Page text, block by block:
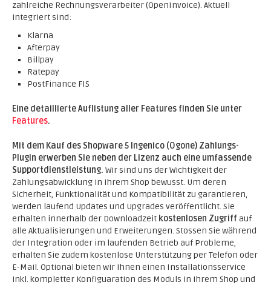
zahlreiche Rechnungsverarbeiter (OpenInvoice). Aktuell
integriert sind:
Klarna
Afterpay
Billpay
Ratepay
PostFinance FIS
Eine detaillierte Auflistung aller Features finden Sie unter
Features.
Mit dem Kauf des Shopware 5 Ingenico (Ogone) Zahlungs-
Plugin erwerben Sie neben der Lizenz auch eine umfassende
Supportdienstleistung. Wir sind uns der Wichtigkeit der
Zahlungsabwicklung in Ihrem Shop bewusst. Um deren
Sicherheit, Funktionalität und Kompatibilität zu garantieren,
werden laufend Updates und Upgrades veröffentlicht. Sie
erhalten innerhalb der Downloadzeit kostenlosen Zugriffauf
alle Aktualisierungen und Erweiterungen. Stossen Sie während
der Integration oder im laufenden Betrieb auf Probleme,
erhalten Sie zudem kostenlose Unterstützung per Telefon oder
E-Mail. Optional bieten wir Ihnen einen Installationsservice
inkl. kompletter Konfiguaration des Moduls in Ihrem Shop und